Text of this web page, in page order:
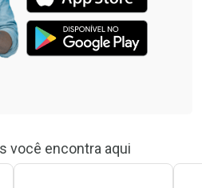
você encontra aqui